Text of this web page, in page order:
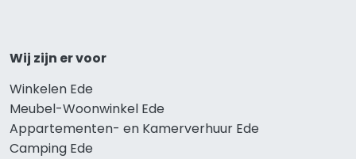
Wij zijn er voor
Winkelen Ede
Meubel-Woonwinkel Ede
Appartementen- en Kamerverhuur Ede
Camping Ede